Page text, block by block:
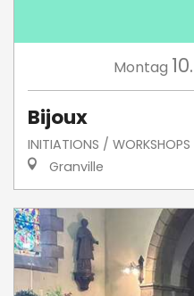
Montag 10.
Bijoux
INITIATIONS /
Granville